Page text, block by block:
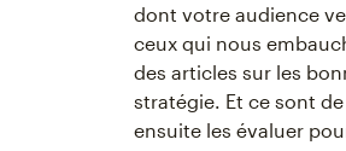
dont votre audience
ceux qui nous
des articles sur les
stratégie. Et ce sont
ensuite les évaluer